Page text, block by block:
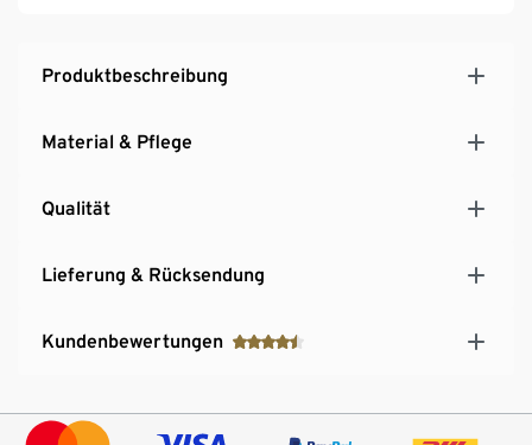
Produktbeschreibung
Material & Pflege
Qualität
Lieferung & Rücksendung
Kundenbewertungen